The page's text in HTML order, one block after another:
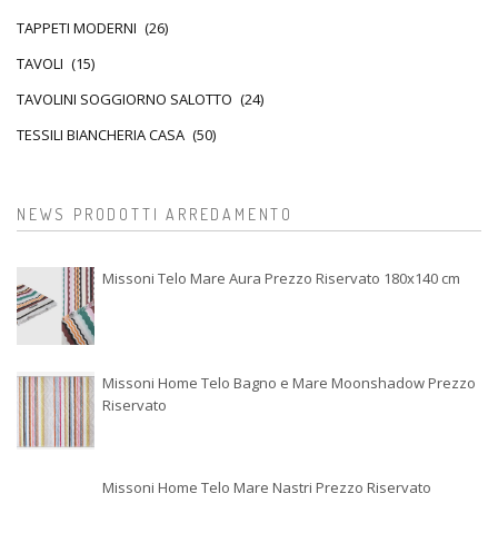
TAPPETI MODERNI (26)
TAVOLI (15)
TAVOLINI SOGGIORNO SALOTTO (24)
TESSILI BIANCHERIA CASA (50)
NEWS PRODOTTI ARREDAMENTO
Missoni Telo Mare Aura Prezzo Riservato 180x140 cm
Missoni Home Telo Bagno e Mare Moonshadow Prezzo
Riservato
Missoni Home Telo Mare Nastri Prezzo Riservato